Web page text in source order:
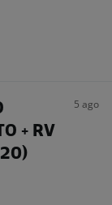
+ RV
5 ago